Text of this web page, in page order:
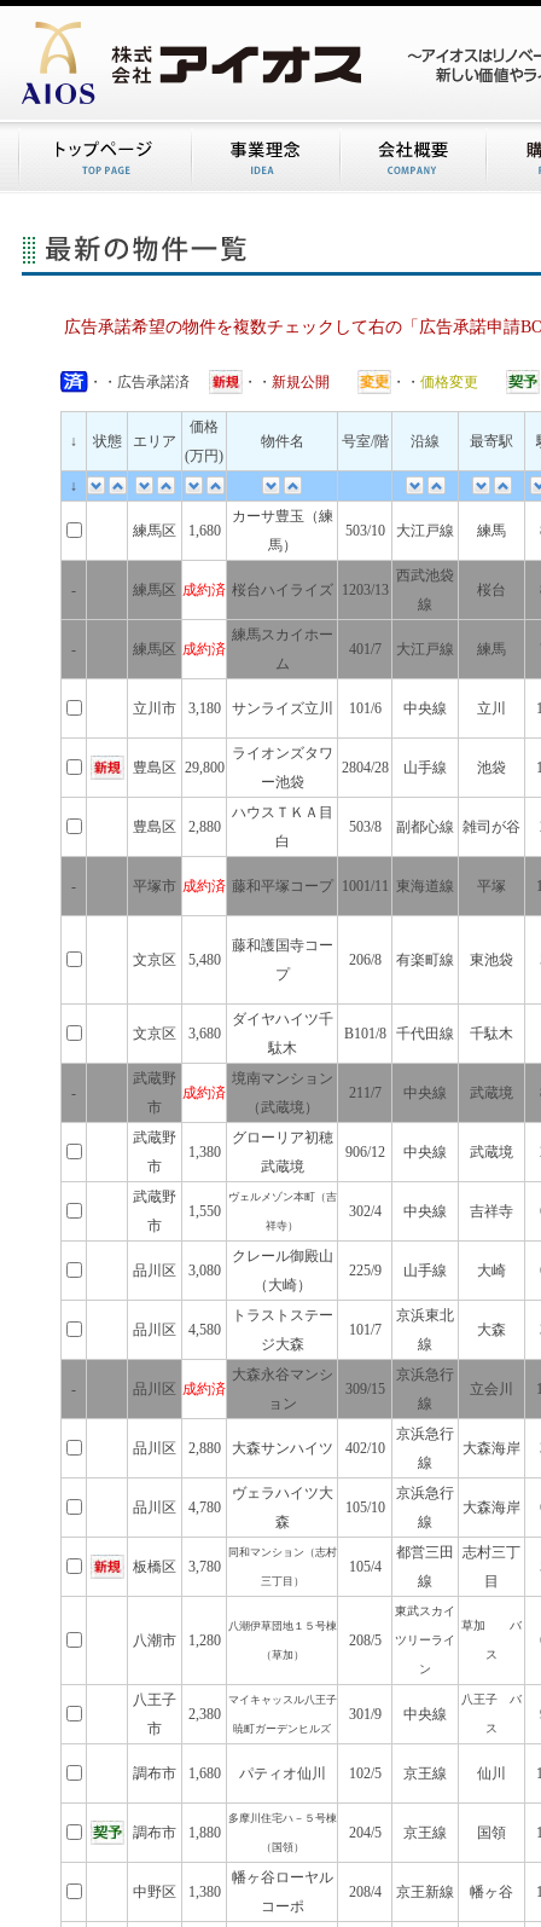
広告承諾希望の物件を複数チェックして右の「広告承諾申請
・・広告承諾済 ・・ 新規公開 ・・ 価格変更
↓ 状態 エリア
価格
(万円)
物件名 号室/階 沿線 最寄駅
↓
練馬区 1,680
カーサ豊玉（練
馬）
503/10 大江戸線 練馬
- 練馬区 成約済 桜台ハイライズ 1203/13
西武池袋
線
桜台
- 練馬区 成約済
練馬スカイホー
ム
401/7 大江戸線 練馬
立川市 3,180 サンライズ立川 101/6 中央線 立川
豊島区 29,800
ライオンズタワ
ー池袋
2804/28 山手線 池袋
豊島区 2,880
ハウスＴＫＡ目
白
503/8 副都心線 雑司が谷
- 平塚市 成約済 藤和平塚コープ 1001/11 東海道線 平塚
文京区 5,480
藤和護国寺コー
プ
206/8 有楽町線 東池袋
文京区 3,680
ダイヤハイツ千
駄木
B101/8 千代田線 千駄木
-
武蔵野
市
成約済
境南マンション
（武蔵境）
211/7 中央線 武蔵境
武蔵野
市
1,380
グローリア初穂
武蔵境
906/12 中央線 武蔵境
武蔵野
市
1,550
ヴェルメゾン本町（吉
祥寺）
302/4 中央線 吉祥寺
品川区 3,080
クレール御殿山
（大崎）
225/9 山手線 大崎
品川区 4,580
トラストステー
ジ大森
101/7
京浜東北
線
大森
- 品川区 成約済
大森永谷マンシ
ョン
309/15
京浜急行
線
立会川
品川区 2,880 大森サンハイツ 402/10
京浜急行
線
大森海岸
品川区 4,780
ヴェラハイツ大
森
105/10
京浜急行
線
大森海岸
板橋区 3,780
同和マンション（志村
三丁目）
105/4
都営三田
線
志村三丁
目
八潮市 1,280
八潮伊草団地１５号棟
（草加）
208/5
東武スカイ
ツリーライ
ン
草加 バ
ス
八王子
市
2,380
マイキャッスル八王子
暁町ガーデンヒルズ
301/9 中央線
八王子 バ
ス
調布市 1,680 パティオ仙川 102/5 京王線 仙川
調布市 1,880
多摩川住宅ハ－５号棟
（国領）
204/5 京王線 国領
中野区 1,380
幡ヶ谷ローヤル
コーポ
208/4 京王新線 幡ヶ谷